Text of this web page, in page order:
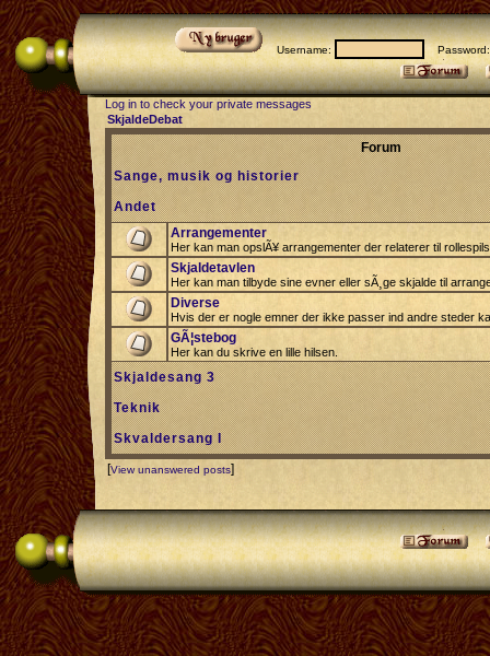
Username:
Log in to check your private messages
SkjaldeDebat
Forum
Sange, musik og historier
Andet
Arrangementer
Her kan man opslÃ¥ arrangementer der relaterer til
Skjaldetavlen
Her kan man tilbyde sine evner eller sÃ¸ge skjalde til
Diverse
Hvis der er nogle emner der ikke passer ind andre steder
GÃ¦stebog
Her kan du skrive en lille hilsen.
Skjaldesang 3
Teknik
Skvaldersang I
[View unanswered posts]